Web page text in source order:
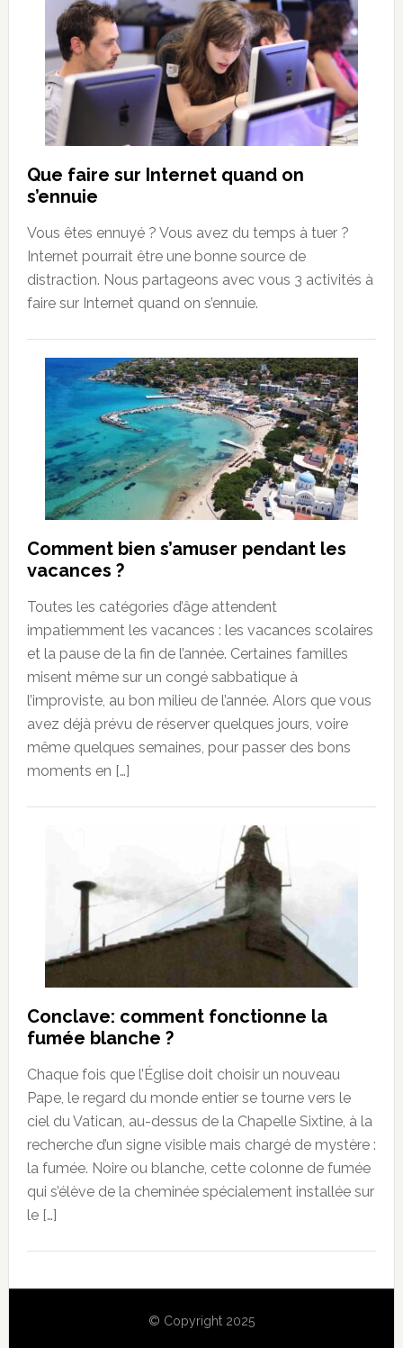
Que faire sur Internet quand on
s’ennuie
Vous êtes ennuyé ? Vous avez du temps à tuer ?
Internet pourrait être une bonne source de
distraction. Nous partageons avec vous 3 activités à
faire sur Internet quand on s’ennuie.
Comment bien s’amuser pendant les
vacances ?
Toutes les catégories d’âge attendent
impatiemment les vacances : les vacances scolaires
et la pause de la fin de l’année. Certaines familles
misent même sur un congé sabbatique à
l’improviste, au bon milieu de l’année. Alors que vous
avez déjà prévu de réserver quelques jours, voire
même quelques semaines, pour passer des bons
moments en […]
Conclave: comment fonctionne la
fumée blanche ?
Chaque fois que l’Église doit choisir un nouveau
Pape, le regard du monde entier se tourne vers le
ciel du Vatican, au-dessus de la Chapelle Sixtine, à la
recherche d’un signe visible mais chargé de mystère :
la fumée. Noire ou blanche, cette colonne de fumée
qui s’élève de la cheminée spécialement installée sur
le […]
© Copyright 2025